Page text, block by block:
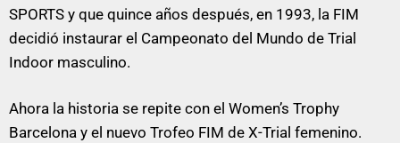
SPORTS y que quince años después, en 1993, la FIM
decidió instaurar el Campeonato del Mundo de Trial
Indoor masculino.
Ahora la historia se repite con el Women’s Trophy
Barcelona y el nuevo Trofeo FIM de X-Trial femenino.